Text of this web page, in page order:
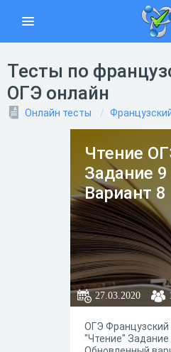
Тесты по
ОГЭ онлайн
Онлайн тесты
Чтение
Задание 9
Вариант 8
27.03.2020
ОГЭ Французский
"Чтение" Задание